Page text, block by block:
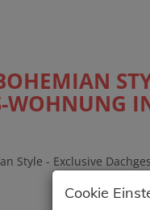
WOHNUNG
Cookie